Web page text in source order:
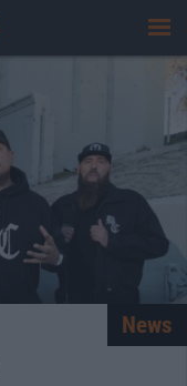
News